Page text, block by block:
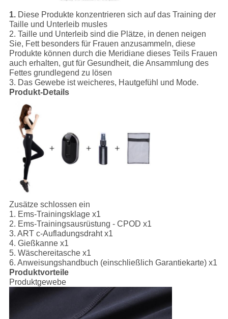
1. Diese Produkte konzentrieren sich auf das Training der
Taille und Unterleib musles
2. Taille und Unterleib sind die Plätze, in denen neigen
Sie, Fett besonders für Frauen anzusammeln, diese
Produkte können durch die Meridiane dieses Teils Frauen
auch erhalten, gut für Gesundheit, die Ansammlung des
Fettes grundlegend zu lösen
3. Das Gewebe ist weicheres, Hautgefühl und Mode.
Produkt-Details
Zusätze schlossen ein
1. Ems-Trainingsklage x1
2. Ems-Trainingsausrüstung - CPOD x1
3. ART c-Aufladungsdraht x1
4. Gießkanne x1
5. Wäschereitasche x1
6. Anweisungshandbuch (einschließlich Garantiekarte) x1
Produktvorteile
Produktgewebe